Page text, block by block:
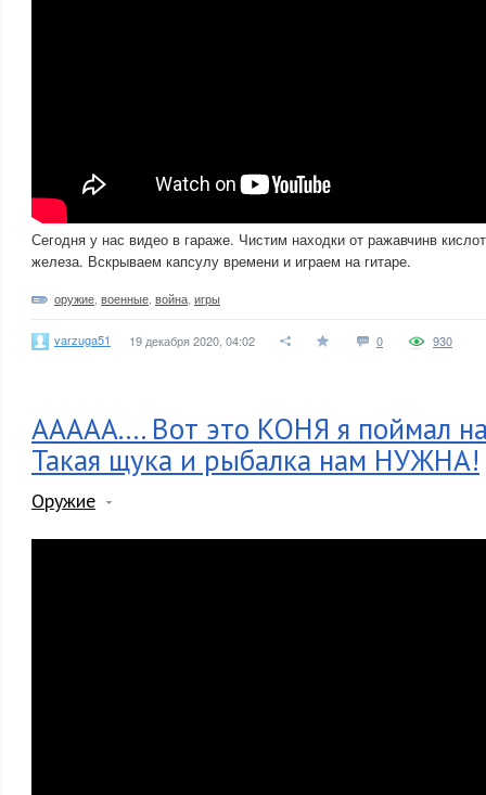
Сегодня у нас видео в гараже. Чистим находки от ражавчинв
железа. Вскрываем капсулу времени и играем на гитаре.
оружие военные война игры
varzuga51 19 декабря 2020, 04:02 0 930
ААААА.... Вот это КОНЯ я поймал
Такая щука и рыбалка нам НУЖНА!
Оружие